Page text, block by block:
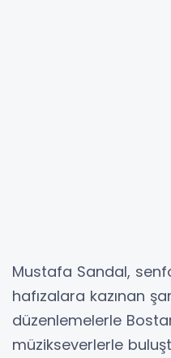
Mustafa Sandal,
hafızalara kazınan
düzenlemelerle
müzikseverlerle